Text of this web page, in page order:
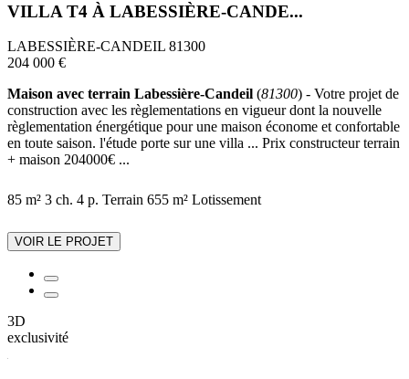
VILLA T4 À LABESSIÈRE-CANDE...
LABESSIÈRE-CANDEIL 81300
204 000 €
Maison avec terrain Labessière-Candeil (81300) - Votre projet de
construction avec les règlementations en vigueur dont la nouvelle
règlementation énergétique pour une maison économe et confortable
en toute saison. l'étude porte sur une villa ... Prix constructeur terrain
+ maison 204000€ ...
85 m² 3 ch. 4 p. Terrain 655 m² Lotissement
VOIR LE PROJET
3D
exclusivité